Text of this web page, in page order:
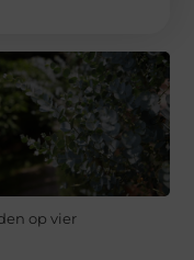
op vier